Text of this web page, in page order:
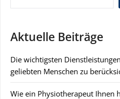
Aktuelle Beiträge
Die wichtigsten
geliebten Menschen zu
Wie ein Physiotherapeut Ihnen